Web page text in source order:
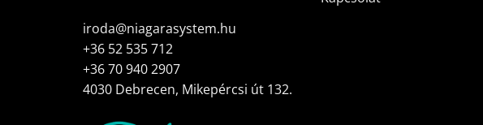
iroda@niagarasystem.hu
+36 52 535 712
+36 70 940 2907
4030 Debrecen, Mikepércsi út 132.